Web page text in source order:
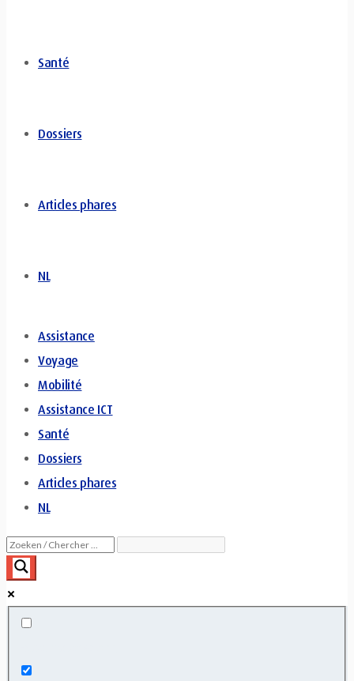
Santé
Dossiers
Articles phares
NL
Assistance
Voyage
Mobilité
Assistance ICT
Santé
Dossiers
Articles phares
NL